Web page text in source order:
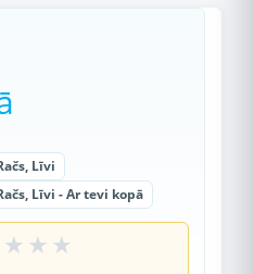
Līvi
Līvi - Ar tevi kopā
★ ★ ★